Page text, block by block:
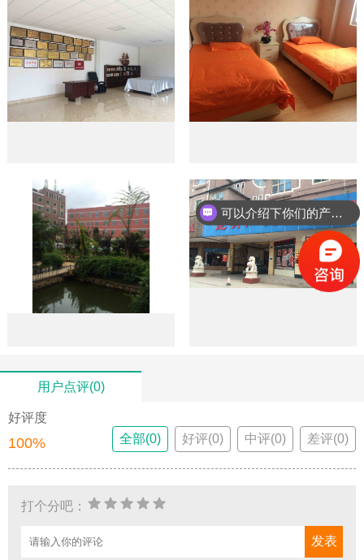
用户点评(0)
好评度
100% 全部(0) 好评(0) 中评(0) 差评(0)
打个分吧：
可以介绍下你们的产品么？